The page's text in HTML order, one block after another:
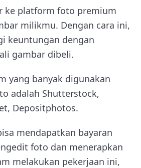
ke platform foto premium
milikmu. Dengan cara ini,
keuntungan dengan
gambar dibeli.
yang banyak digunakan
adalah Shutterstock,
Depositphotos.
mendapatkan bayaran
foto dan menerapkan
melakukan pekerjaan ini,